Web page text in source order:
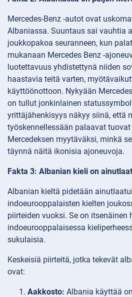
Mercedes-Benz -autot ovat
Albaniassa. Suuntaus sai vauhtia
joukkopakoa seuranneen, kun
mukanaan Mercedes Benz -
luotettavuus yhdistettynä niiden
haastavia teitä varten,
käyttöönottoon. Nykyään
on tullut jonkinlainen
yrittäjähenkisyys näkyy siinä, että
työskennellessään palaavat
Mercedeksen myytäväksi, minkä
täynnä näitä ikonisia ajoneuvoja.
Fakta 3: Albanian kieli on
Albanian kieltä pidetään
indoeurooppalaisten kielten
piirteiden vuoksi. Se on itsenäinen
indoeurooppalaisessa
sukulaisia.
Keskeisiä piirteitä, jotka tekevät
ovat:
Aakkosto: Albania käyttää